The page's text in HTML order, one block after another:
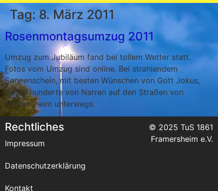
Tag:8. März 2011
Rosenmontagsumzug 2011
Umzug zum Jubiläum fand bei tollem Wetter statt.
Fotos vom Umzug sind online. Bei strahlendem
Sonnenschein, mit besten Wünschen von Gott Jokus,
waren hunderte von Narren auf den Straßen von
Framersheim unterwegs.
Rechtliches
Impressum
Datenschutzerklärung
Kontakt
© 2025 TuS 1861
Framersheim e.V.